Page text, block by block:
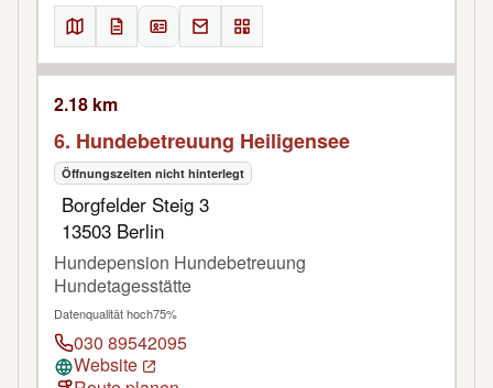
2.18 km
6. Hundebetreuung Heiligensee
Öffnungszeiten nicht hinterlegt
Borgfelder Steig 3
13503 Berlin
Hundepension Hundebetreuung
Hundetagesstätte
Datenqualität hoch75%
030 89542095
Website